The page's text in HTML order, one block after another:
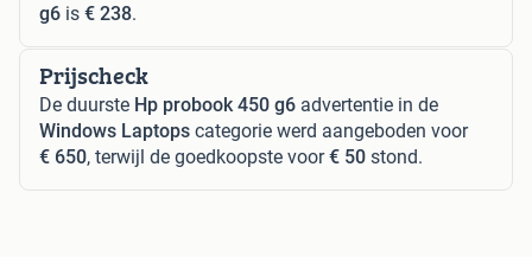
g6 is € 238.
Prijscheck
De duurste Hp probook 450 g6 advertentie in de
Windows Laptops categorie werd aangeboden voor
€ 650, terwijl de goedkoopste voor€ 50 stond.